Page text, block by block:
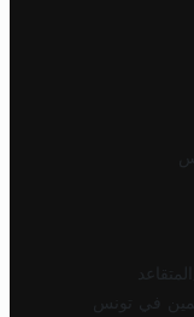
في تونس